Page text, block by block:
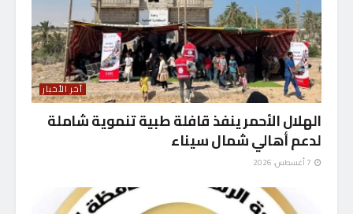
آخر الأخبار
الهلال الأحمر ينفذ قافلة طبية تنموية شاملة
لدعم أهالي شمال سيناء